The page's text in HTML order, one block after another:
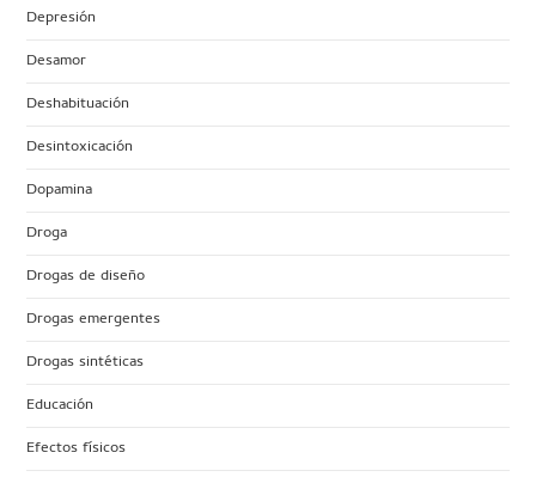
Depresión
Desamor
Deshabituación
Desintoxicación
Dopamina
Droga
Drogas de diseño
Drogas emergentes
Drogas sintéticas
Educación
Efectos físicos